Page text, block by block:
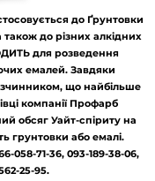
до Ґрунтовки
також до різних алкідних
для розведення
емалей. Завдяки
що найбільше
компанії Профарб
обсяг Уайт-спіриту на
грунтовки або емалі.
058-71-36, 093-189-38-06,
25-95.